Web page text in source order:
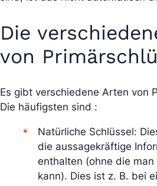
Die
von
Es gibt verschiedene Arten von
Die häufigsten sind :
Natürliche Schlüssel:
die aussagekräftige
enthalten (ohne die man
kann). Dies ist z. B. bei